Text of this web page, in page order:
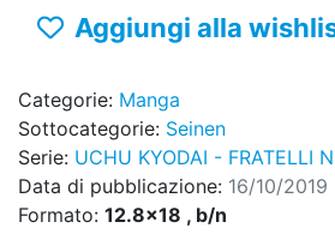
Aggiungi alla
Categorie: Manga
Sottocategorie: Seinen
Serie: UCHU KYODAI - FRATELLI
Data di pubblicazione: 16/10/2019
Formato: 12.8x18 , b/n